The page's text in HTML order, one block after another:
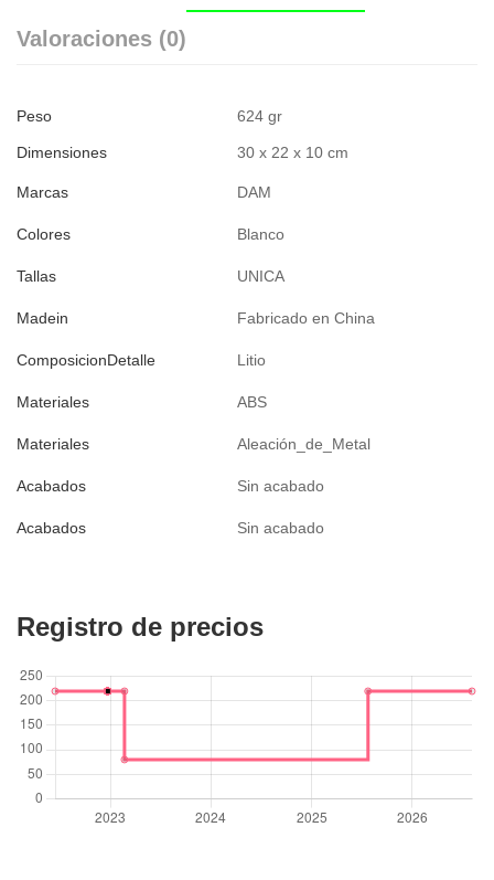
Valoraciones (0)
Peso 624 gr
Dimensiones 30 x 22 x 10 cm
Marcas DAM
Colores Blanco
Tallas UNICA
Madein Fabricado en China
ComposicionDetalle Litio
Materiales ABS
Materiales Aleación_de_Metal
Acabados Sin acabado
Acabados Sin acabado
Registro de precios